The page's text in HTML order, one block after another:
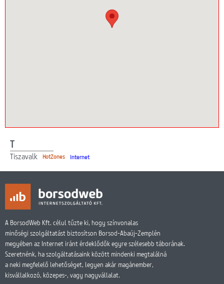
T
Tiszavalk HotZones Internet
A BorsodWeb Kft. célul tűzte ki, hogy színvonalas
minőségi szolgáltatást biztosítson Borsod-Abaúj-Zemplén
megyében az Internet iránt érdeklődők egyre szélesebb táborának.
Szeretnénk, ha szolgáltatásaink között mindenki megtalálná
a neki megfelelő lehetőséget, legyen akár magánember,
kisvállalkozó, közepes-, vagy nagyvállalat.